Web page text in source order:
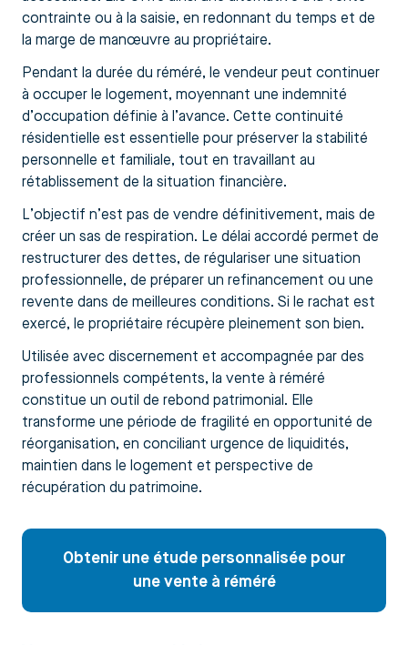
contrainte ou à la saisie, en redonnant du temps et de
la marge de manœuvre au propriétaire.
Pendant la durée du réméré, le vendeur peut continuer
à occuper le logement, moyennant une indemnité
d’occupation définie à l’avance. Cette continuité
résidentielle est essentielle pour préserver la stabilité
personnelle et familiale, tout en travaillant au
rétablissement de la situation financière.
L’objectif n’est pas de vendre définitivement, mais de
créer un sas de respiration. Le délai accordé permet de
restructurer des dettes, de régulariser une situation
professionnelle, de préparer un refinancement ou une
revente dans de meilleures conditions. Si le rachat est
exercé, le propriétaire récupère pleinement son bien.
Utilisée avec discernement et accompagnée par des
professionnels compétents, la vente à réméré
constitue un outil de rebond patrimonial. Elle
transforme une période de fragilité en opportunité de
réorganisation, en conciliant urgence de liquidités,
maintien dans le logement et perspective de
récupération du patrimoine.
Obtenir une étude personnalisée pour
une vente à réméré